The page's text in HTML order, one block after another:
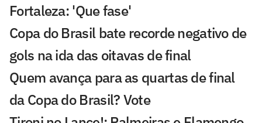
Fortaleza: 'Que fase'
Copa do Brasil bate recorde negativo de
gols na ida das oitavas de final
Quem avança para as quartas de final
da Copa do Brasil? Vote